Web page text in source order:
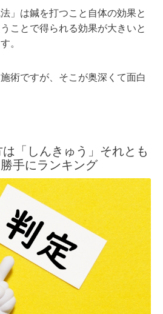
」は鍼を打つこと自体の効果と
ことで得られる効果が大きいと
。
術ですが、そこが奥深くて面白
は「しんきゅう」それとも
手にランキング